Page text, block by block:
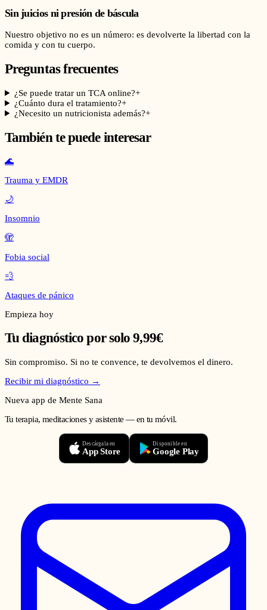
Sin juicios ni presión de báscula
Nuestro objetivo no es un número: es devolverte la libertad con la
comida y con tu cuerpo.
Preguntas frecuentes
¿Se puede tratar un TCA online?+
¿Cuánto dura el tratamiento?+
¿Necesito un nutricionista además?+
También te puede interesar
🌊
Trauma y EMDR
🌙
Insomnio
🫣
Fobia social
💨
Ataques de pánico
Empieza hoy
Tu diagnóstico por solo 9,99€
Sin compromiso. Si no te convence, te devolvemos el dinero.
Recibir mi diagnóstico →
Nueva app de Mente Sana
Tu terapia, meditaciones y asistente — en tu móvil.
Descárgala en
App Store
Disponible en
Google Play